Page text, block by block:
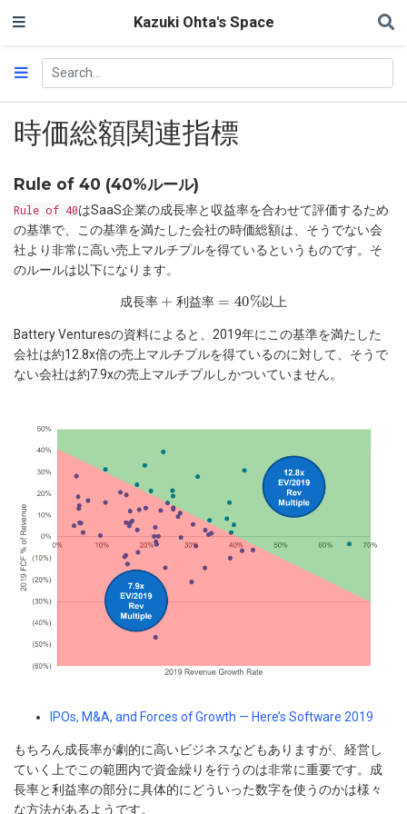
Kazuki Ohta's Space
時価総額関連指標
Rule of 40 (40%ルール)
Rule of 40はSaaS企業の成長率と収益率を合わせて評価するため
の基準で、この基準を満たした会社の時価総額は、そうでない会
社より非常に高い売上マルチプルを得ているというものです。そ
のルールは以下になります。
成長率 + 利益率 40%以 上
Battery Venturesの資料によると、2019年にこの基準を満たした
会社は約12.8x倍の売上マルチプルを得ているのに対して、そうで
ない会社は約7.9xの売上マルチプルしかついていません。
IPOs, M&A, and Forces of Growth — Here’s Software 2019
もちろん成長率が劇的に高いビジネスなどもありますが、経営し
ていく上でこの範囲内で資金繰りを行うのは非常に重要です。成
長率と利益率の部分に具体的にどういった数字を使うのかは様々
な方法があるようです。